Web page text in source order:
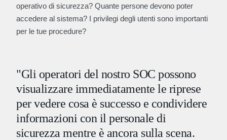
operativo di sicurezza? Quante persone devono poter
accedere al sistema? I privilegi degli utenti sono importanti
per le tue procedure?
"Gli operatori del nostro SOC possono
visualizzare immediatamente le riprese
per vedere cosa è successo e condividere
informazioni con il personale di
sicurezza mentre è ancora sulla scena.